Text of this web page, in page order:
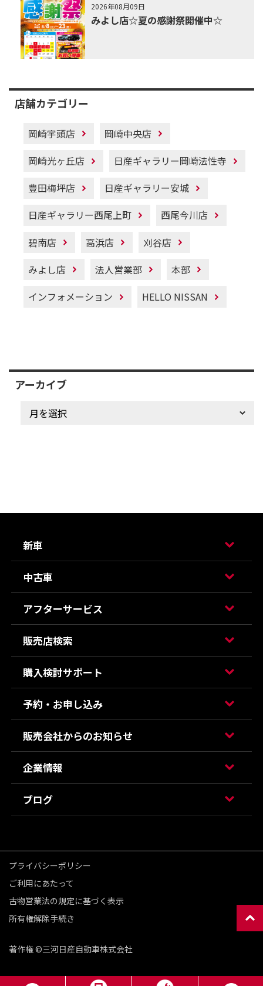
2026年08月09日
みよし店☆夏の感謝祭開催中☆
店舗カテゴリー
岡崎宇頭店
岡崎中央店
岡崎光ヶ丘店
日産ギャラリー岡崎法性寺
豊田梅坪店
日産ギャラリー安城
日産ギャラリー西尾上町
西尾今川店
碧南店
高浜店
刈谷店
みよし店
法人営業部
本部
インフォメーション
HELLO NISSAN
アーカイブ
新車
中古車
アフターサービス
販売店検索
購入検討サポート
予約・お申し込み
販売会社からのお知らせ
企業情報
ブログ
プライバシーポリシー
ご利用にあたって
古物営業法の規定に基づく表示
所有権解除手続き
著作権 ©三河日産自動車株式会社